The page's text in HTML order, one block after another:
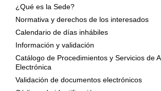
¿Qué es la Sede?
Normativa y derechos de los interesados
Calendario de días inhábiles
Información y validación
Catálogo de Procedimientos y Servicios de
Electrónica
Validación de documentos electrónicos